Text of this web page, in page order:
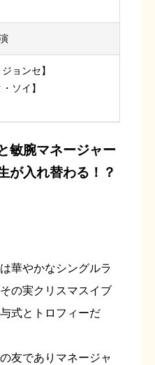
ョンセ】
ソイ】
敏腕マネージャー
が入れ替わる！？
華やかなシングルラ
の実クリスマスイブ
式とトロフィーだ
友でありマネージャ